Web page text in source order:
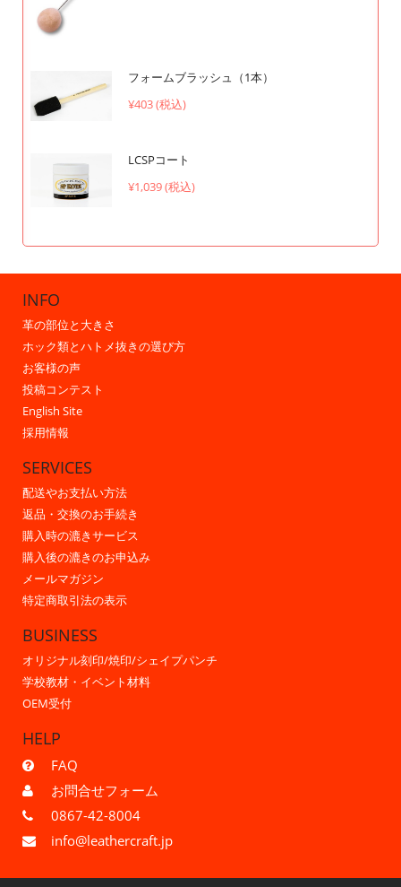
フォームブラッシュ（1本）
¥403 (税込)
LCSPコート
¥1,039 (税込)
INFO
革の部位と大きさ
ホック類とハトメ抜きの選び方
お客様の声
投稿コンテスト
English Site
採用情報
SERVICES
配送やお支払い方法
返品・交換のお手続き
購入時の漉きサービス
購入後の漉きのお申込み
メールマガジン
特定商取引法の表示
BUSINESS
オリジナル刻印/焼印/シェイプパンチ
学校教材・イベント材料
OEM受付
HELP
FAQ
お問合せフォーム
0867-42-8004
info@leathercraft.jp